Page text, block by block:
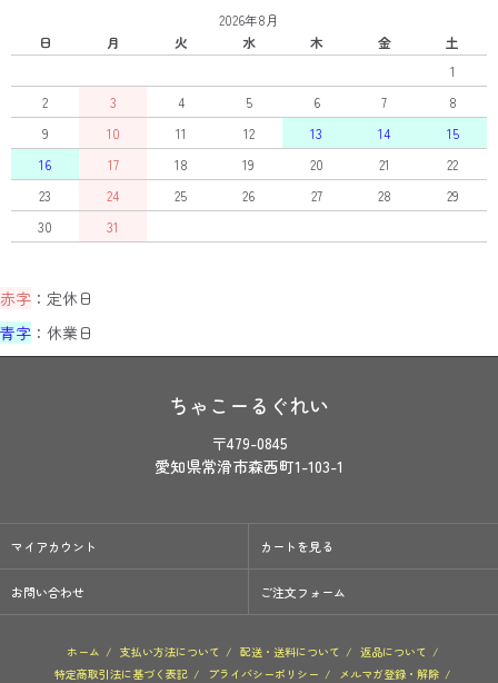
2026年8月
日
月 火 水 木 金
土
1
2
3 4 5 6 7
8
9
10 11 12 13 14
15
16
17 18 19 20 21
22
23
24 25 26 27 28
29
30
31
赤字 ：定休日
青字 ：休業日
ちゃこーるぐれい
〒479-0845
愛知県常滑市森西町1-103-1
マイアカウント カートを見る
お問い合わせ ご注文フォーム
ホーム / 支払い方法について / 配送・送料について / 返品について /
特定商取引法に基づく表記 / プライバシーポリシー / メルマガ登録・解除 /